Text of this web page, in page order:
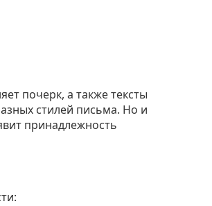
почерк, а также тексты
стилей письма. Но и
принадлежность